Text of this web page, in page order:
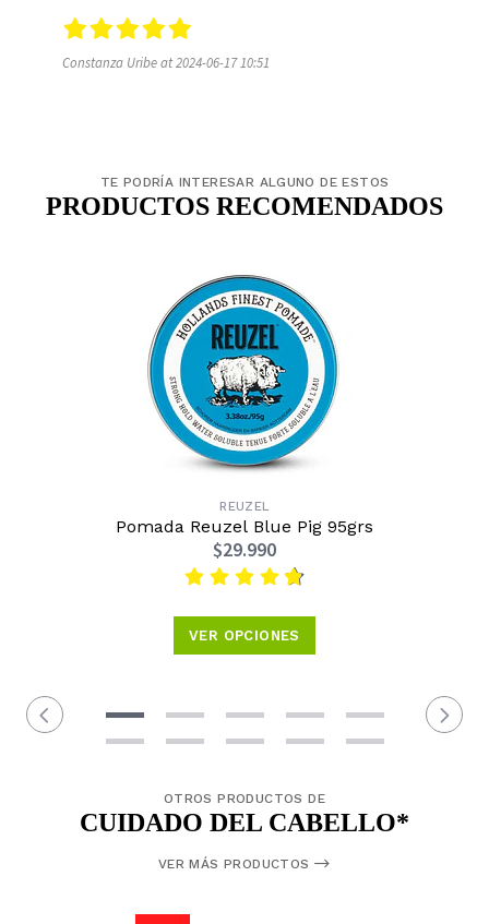
Constanza Uribe at 2024-06-17 10:51
TE PODRÍA INTERESAR ALGUNO DE ESTOS
PRODUCTOS RECOMENDADOS
REUZEL
Pomada Reuzel Blue Pig 95grs
$29.990
VER OPCIONES
OTROS PRODUCTOS DE
CUIDADO DEL CABELLO*
VER MÁS PRODUCTOS